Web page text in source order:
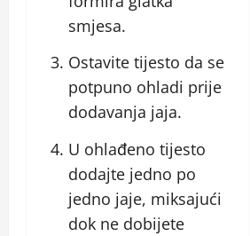
smjesa.
Ostavite tijesto da se
potpuno ohladi prije
dodavanja jaja.
U ohlađeno tijesto
dodajte jedno po
jedno jaje, miksajući
dok ne dobijete